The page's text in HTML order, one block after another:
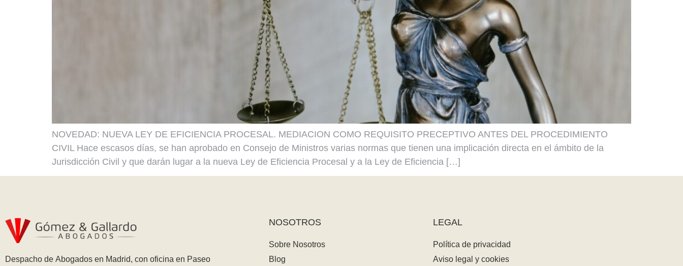
NOVEDAD: NUEVA LEY DE EFICIENCIA PROCESAL. MEDIACION COMO REQUISITO PRECEPTIVO ANTES DEL PROCEDIMIENTO
CIVIL Hace escasos días, se han aprobado en Consejo de Ministros varias normas que tienen una implicación directa en el ámbito de la
Jurisdicción Civil y que darán lugar a la nueva Ley de Eficiencia Procesal y a la Ley de Eficiencia […]
Despacho de Abogados en Madrid, con oficina en Paseo
NOSOTROS
Sobre Nosotros
Blog
LEGAL
Política de privacidad
Aviso legal y cookies